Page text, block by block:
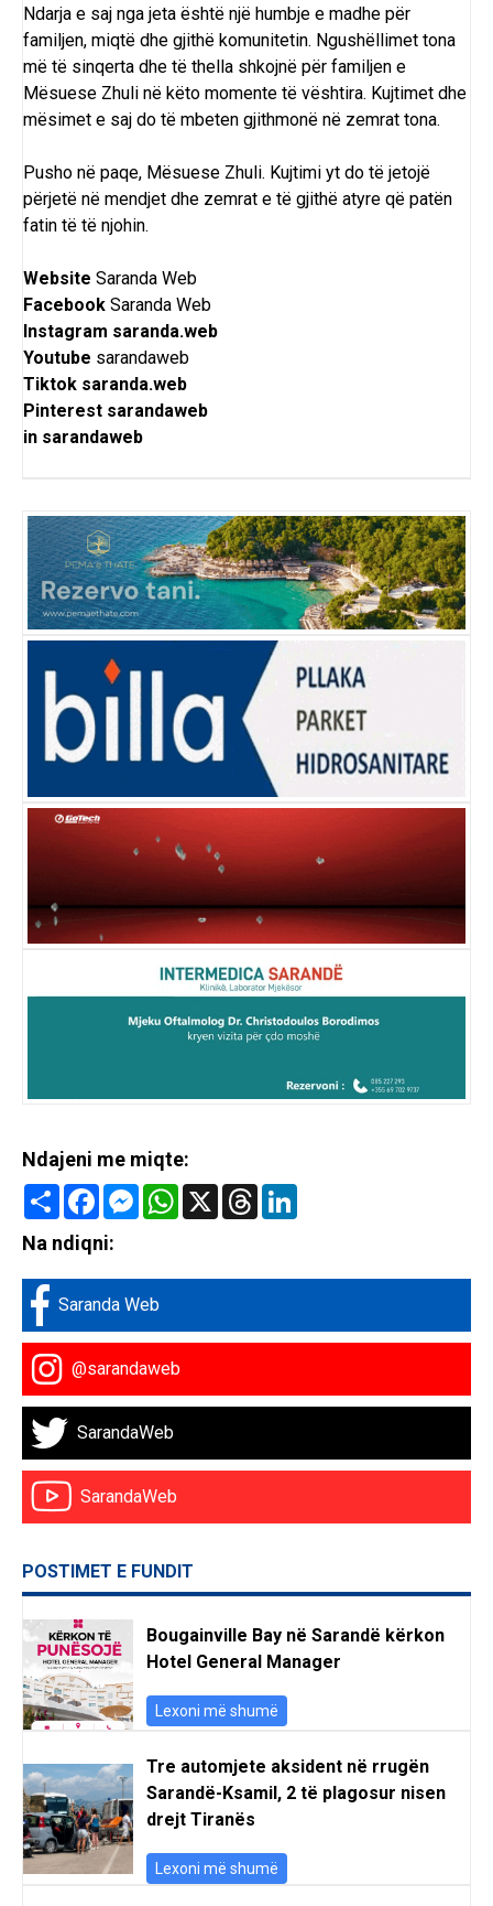
Ndarja e saj nga jeta është një humbje e madhe për
familjen, miqtë dhe gjithë komunitetin. Ngushëllimet tona
më të sinqerta dhe të thella shkojnë për familjen e
Mësuese Zhuli në këto momente të vështira. Kujtimet dhe
mësimet e saj do të mbeten gjithmonë në zemrat tona.
Pusho në paqe, Mësuese Zhuli. Kujtimi yt do të jetojë
përjetë në mendjet dhe zemrat e të gjithë atyre që patën
fatin të të njohin.
Website Saranda Web
Facebook Saranda Web
Instagram saranda.web
Youtube sarandaweb
Tiktok saranda.web
Pinterest sarandaweb
in sarandaweb
Ndajeni me miqte:
Share FacebookMessenger
WhatsApp
X Threads
Na ndiqni:
Saranda Web
@sarandaweb
SarandaWeb
SarandaWeb
POSTIMET E FUNDIT
Bougainville Bay në Sarandë kërkon
Hotel General Manager
Lexoni më shumë
Tre automjete aksident në rrugën
Sarandë-Ksamil, 2 të plagosur nisen
drejt Tiranës
Lexoni më shumë